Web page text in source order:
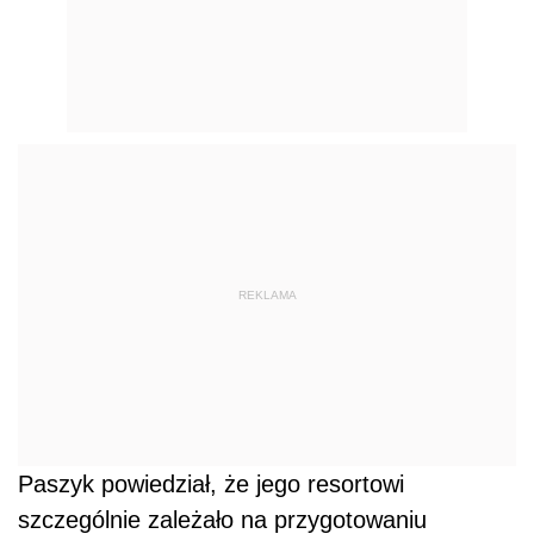
REKLAMA
Paszyk powiedział, że jego resortowi
szczególnie zależało na przygotowaniu